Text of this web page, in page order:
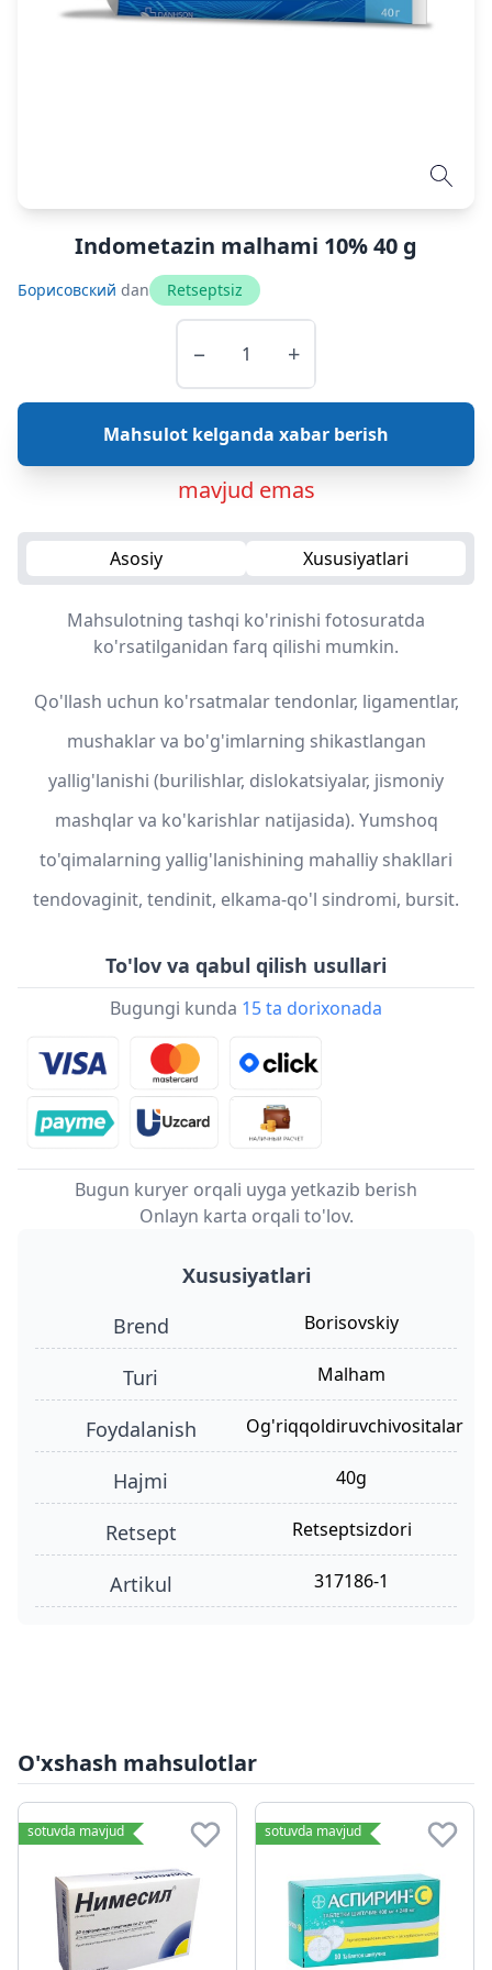
Indometazin malhami 10% 40 g
Борисовский dan Retseptsiz
− +
Mahsulot kelganda xabar berish
mavjud emas
Asosiy Xususiyatlari
Mahsulotning tashqi ko'rinishi fotosuratda
ko'rsatilganidan farq qilishi mumkin.
Qo'llash uchun ko'rsatmalar tendonlar, ligamentlar,
mushaklar va bo'g'imlarning shikastlangan
yallig'lanishi (burilishlar, dislokatsiyalar, jismoniy
mashqlar va ko'karishlar natijasida). Yumshoq
to'qimalarning yallig'lanishining mahalliy shakllari
tendovaginit, tendinit, elkama-qo'l sindromi, bursit.
To'lov va qabul qilish usullari
Bugungi kunda 15 ta dorixonada
Bugun kuryer orqali uyga yetkazib berish
Onlayn karta orqali to'lov.
Xususiyatlari
Brend
Borisovskiy
turi malham
foydalanish og'riqqoldiruvchivositalar
hajmi 40g
retsept retseptsizdori
Artikul 317186-1
O'xshash mahsulotlar
sotuvda mavjud sotuvda mavjud